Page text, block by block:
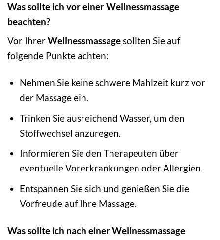
Was sollte ich vor einer Wellnessmassage
beachten?
Vor IhrerWellnessmassagesollten Sie auf
folgende Punkte achten:
Nehmen Sie keine schwere Mahlzeit kurz vor
der Massage ein.
Trinken Sie ausreichend Wasser, um den
Stoffwechsel anzuregen.
Informieren Sie den Therapeuten über
eventuelle Vorerkrankungen oder Allergien.
Entspannen Sie sich und genießen Sie die
Vorfreude auf Ihre Massage.
Was sollte ich nach einer Wellnessmassage